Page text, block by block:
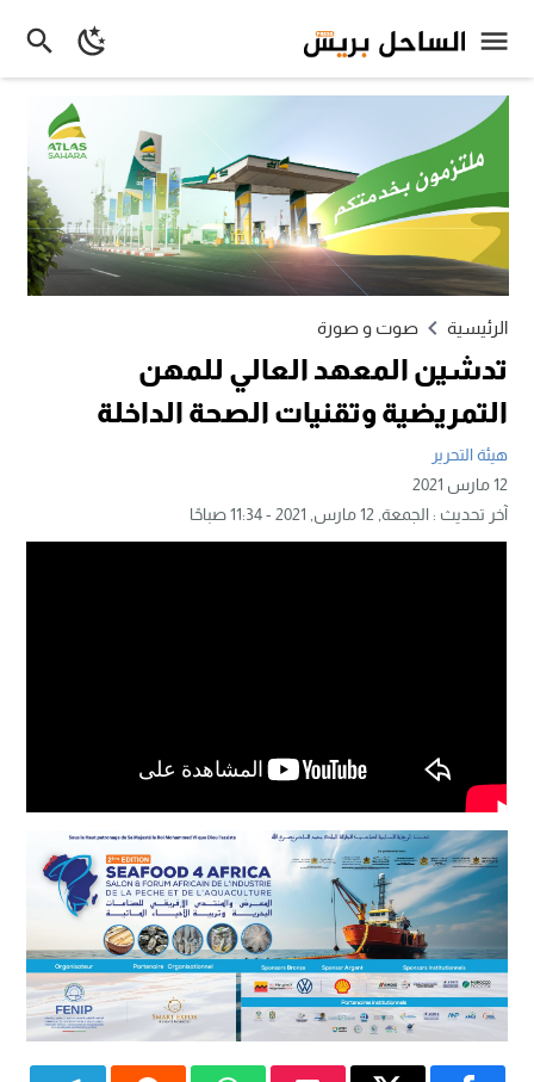
الرئيسية صوت و صورة
تدشين المعهد العالي للمهن
التمريضية وتقنيات الصحة الداخلة
هيئة التحرير
12 مارس 2021
آخر تحديث :الجمعة, 12 مارس, 2021 - 11:34 صباحًا